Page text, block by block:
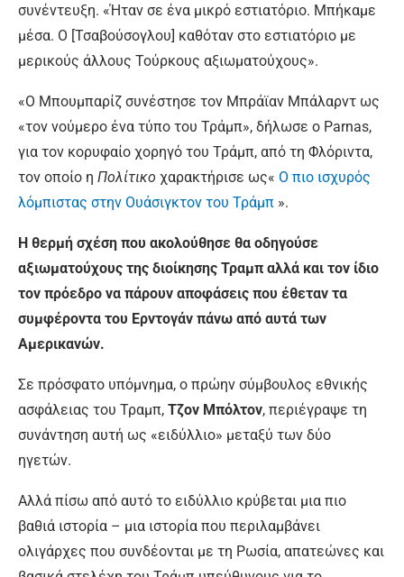
συνέντευξη. «Ήταν σε ένα μικρό εστιατόριο. Μπήκαμε
μέσα. Ο [Τσαβούσογλου] καθόταν στο εστιατόριο με
μερικούς άλλους Τούρκους αξιωματούχους».
«Ο Μπουμπαρίζ συνέστησε τον Μπράϊαν Μπάλαρντ ως
«τον νούμερο ένα τύπο του Τράμπ», δήλωσε ο Parnas,
για τον κορυφαίο χορηγό του Τράμπ, από τη Φλόριντα,
τον οποίο η Πολίτικο χαρακτήρισε ως« Ο πιο ισχυρός
λόμπιστας στην Ουάσιγκτον του Τράμπ ».
Η θερμή σχέση που ακολούθησε θα οδηγούσε
αξιωματούχους της διοίκησης Τραμπ αλλά και τον ίδιο
τον πρόεδρο να πάρουν αποφάσεις που έθεταν τα
συμφέροντα του Ερντογάν πάνω από αυτά των
Αμερικανών.
Σε πρόσφατο υπόμνημα, ο πρώην σύμβουλος εθνικής
ασφάλειας του Τραμπ, Τζον Μπόλτον, περιέγραψε τη
συνάντηση αυτή ως «ειδύλλιο» μεταξύ των δύο
ηγετών.
Αλλά πίσω από αυτό το ειδύλλιο κρύβεται μια πιο
βαθιά ιστορία – μια ιστορία που περιλαμβάνει
ολιγάρχες που συνδέονται με τη Ρωσία, απατεώνες και